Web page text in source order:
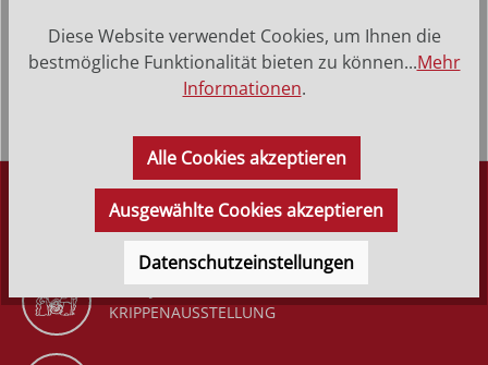
Namenspatron mit Heiligenname, Hinterglasmalerei
Rahmen aus Echtholz &ndash… Mehr
DÜRR KRIPPEN
SEIT 1977
GANZJÄHRIGE
KRIPPENAUSSTELLUNG
Diese Website verwendet Cookies, um Ihnen die
bestmögliche Funktionalität bieten zu können...Mehr
Informationen.
Alle Cookies akzeptieren
Ausgewählte Cookies akzeptieren
Datenschutzeinstellungen